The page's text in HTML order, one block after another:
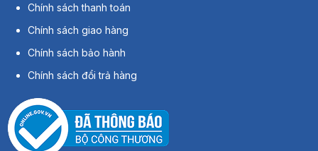
Chính sách thanh toán
Chính sách giao hàng
Chính sách bảo hành
Chính sách đổi trả hàng